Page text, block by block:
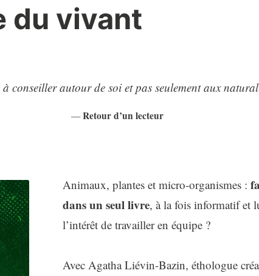
du vivant
à conseiller autour de soi et pas seulement aux
Retour d’un lecteur
Animaux, plantes et micro-organismes :
dans un seul livre, à la fois informatif et
l’intérêt de travailler en équipe ?
Avec Agatha Liévin-Bazin, éthologue